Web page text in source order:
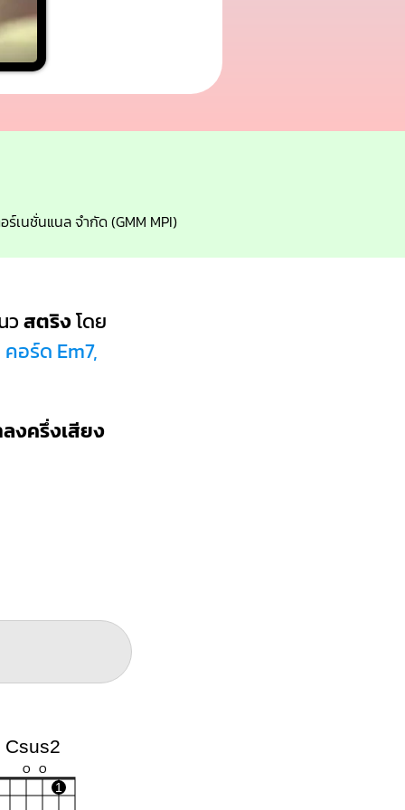
เนชั่นแนล จำกัด (GMM MPI)
วสตริงโดย
อร์ด Em7,
งครึ่งเสียง
Csus2
O O
1